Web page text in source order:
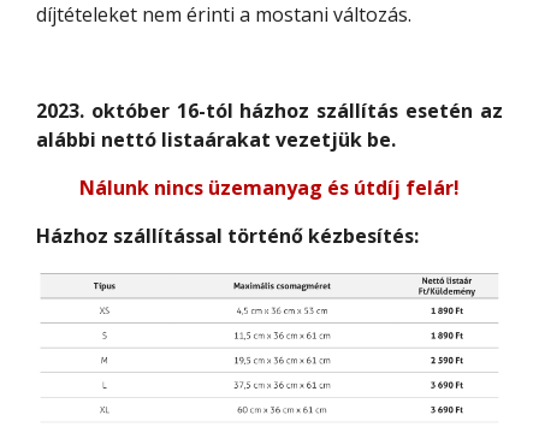
díjtételeket nem érinti a mostani változás.
2023. október 16-tól házhoz szállítás esetén az
alábbi nettó listaárakat vezetjük be.
Nálunk nincs üzemanyag és útdíj felár!
Házhoz szállítással történő kézbesítés: